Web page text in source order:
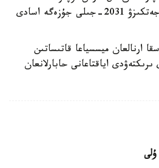
ۇلگىلەرىن جيناپ، جەرگە جەتكىزۋ 2031-جىلى جۇزەگە اسادى
ارنالعان ميسسياعا قاتىساتىن
اياقتاعانى حابارلانعان